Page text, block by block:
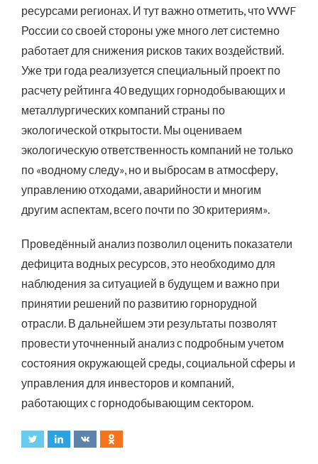
ресурсами регионах. И тут важно отметить, что WWF
России со своей стороны уже много лет системно
работает для снижения рисков таких воздействий.
Уже три года реализуется специальный проект по
расчету рейтинга 40 ведущих горнодобывающих и
металлургических компаний страны по
экологической открытости. Мы оцениваем
экологическую ответственность компаний не только
по «водному следу», но и выбросам в атмосферу,
управлению отходами, аварийности и многим
другим аспектам, всего почти по 30 критериям».
Проведённый анализ позволил оценить показатели
дефицита водных ресурсов, это необходимо для
наблюдения за ситуацией в будущем и важно при
принятии решений по развитию горнорудной
отрасли. В дальнейшем эти результаты позволят
провести уточненный анализ с подробным учетом
состояния окружающей среды, социальной сферы и
управления для инвесторов и компаний,
работающих с горнодобывающим сектором.